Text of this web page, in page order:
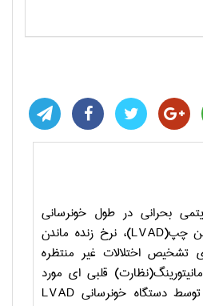
بحرانی در طول خونرسانی
چپ(LVAD)، نرخ زنده ماندن
تشخیص اختلالات غیر منتظره
قلبی ای مورد
دستگاه خونرسانی LVAD